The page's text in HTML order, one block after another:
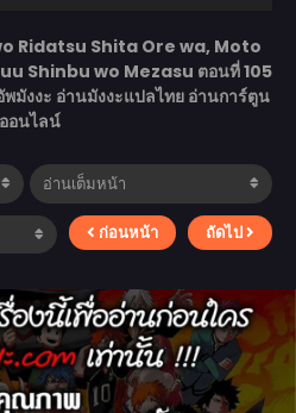
Ridatsu Shita Ore wa, Moto
Shinbu wo Mezasu ตอนที่ 105
มังงะ อ่านมังงะแปลไทย อ่านการ์ตูน
ออนไลน์
ก่อนหน้า ถัดไป